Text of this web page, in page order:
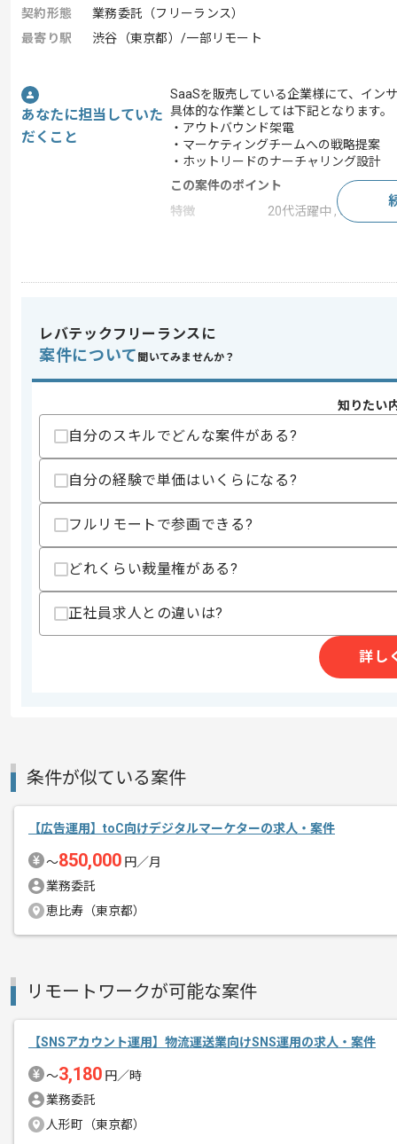
契約形態
業務委託（フリーランス）
最寄り駅
渋谷（東京都）/一部リモート
あなたに担当していた
だくこと
SaaSを販売している企業様にて、イン
具体的な作業としては下記となります。
・アウトバウンド架電
・マーケティングチームへの戦略提案
・ホットリードのナーチャリング設計
この案件のポイント
特徴
20代活躍中 , 30代活躍
求めるスキル
・電話、チャット両方の顧客折衝経験
歓迎スキル
・マーケティング部門との協働経験（
・不動産、住宅販売（高単価CV領域）
スキルに不安がある方へ
その他募集要項
商談回数
ご経験と実績に応じて別案件のご提案
経験豊富なマーケターと成長が出来る
レバテックフリーランスに
案件について 聞いてみませんか？
知りたい
自分のスキルでどんな案件がある?
自分の経験で単価はいくらになる?
フルリモートで参画できる?
どれくらい裁量権がある?
正社員求人との違いは?
詳し
条件が似ている案件
【広告運用】toC向けデジタルマーケターの求人・案件
〜850,000 円／月
業務委託
恵比寿（東京都）
リモートワークが可能な案件
【SNSアカウント運用】物流運送業向けSNS運用の求人・案件
〜3,180 円／時
業務委託
人形町（東京都）